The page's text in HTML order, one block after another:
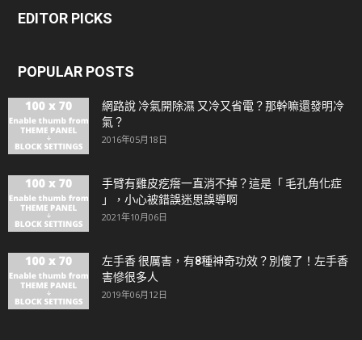
EDITOR PICKS
POPULAR POSTS
網路說 冷氣開除濕 又冷又省電？那幹嘛還發明冷
氣？
2016年05月18日
手臂有雞皮疙瘩一直消不掉？這是「 毛孔角化症
」，小心被錯誤迷思誤導啊
2021年10月06日
左手香 很厲害，有8種神奇功效？別傻了！左手香
害慘很多人
2019年06月12日